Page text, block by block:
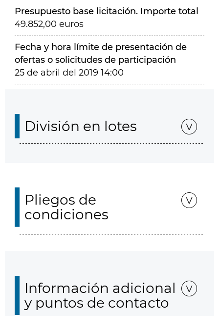
Presupuesto base licitación. Importe total
49.852,00 euros
Fecha y hora límite de presentación de
ofertas o solicitudes de participación
25 de abril del 2019 14:00
División en lotes
Pliegos de
condiciones
Información adicional
y puntos de contacto